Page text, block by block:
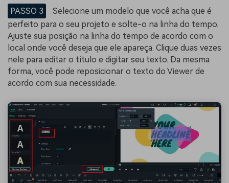
PASSO 3
Selecione um modelo que você acha que é
perfeito para o seu projeto e solte-o na linha do tempo.
Ajuste sua posição na linha do tempo de acordo com o
local onde você deseja que ele apareça. Clique duas vezes
nele para editar o título e digitar seu texto. Da mesma
forma, você pode reposicionar o texto do Viewer de
acordo com sua necessidade.